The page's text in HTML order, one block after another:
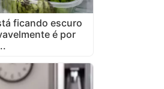
ficando escuro
é por